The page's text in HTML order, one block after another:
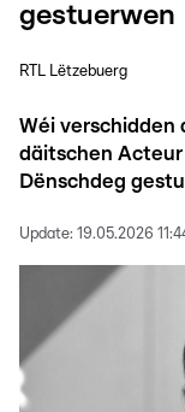
gestuerwen
RTL Lëtzebuerg
Wéi verschidden
däitschen
Dënschdeg
Update: 19.05.2026